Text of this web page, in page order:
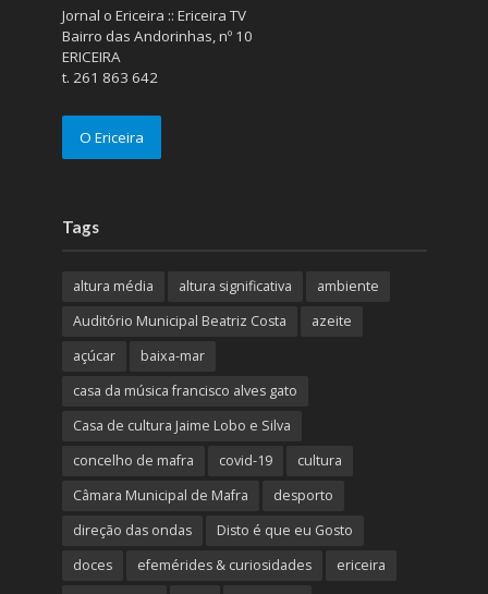
Jornal o Ericeira :: Ericeira TV
Bairro das Andorinhas, nº 10
ERICEIRA
t. 261 863 642
O Ericeira
Tags
altura média altura significativa
ambiente
Auditório Municipal Beatriz Costa
azeite
açúcar
baixa-mar
casa da música francisco alves gato
Casa de cultura Jaime Lobo e Silva
concelho de mafra
covid-19
cultura
Câmara Municipal de Mafra
desporto
direção das ondas
Disto é que eu Gosto
doces
efemérides & curiosidades
ericeira